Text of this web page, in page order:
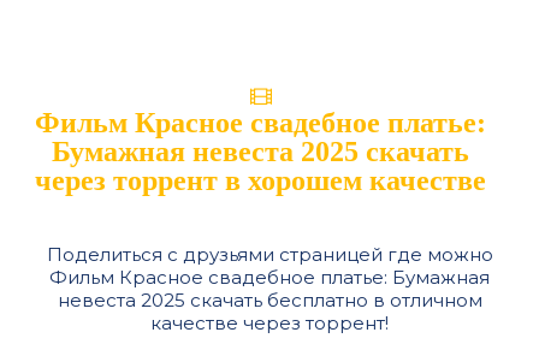
Фильм Красное свадебное платье:
Бумажная невеста 2025 скачать
через торрент в хорошем качестве
Поделиться с друзьями страницей где можно
Фильм Красное свадебное платье: Бумажная
невеста 2025 скачать бесплатно в отличном
качестве через торрент!